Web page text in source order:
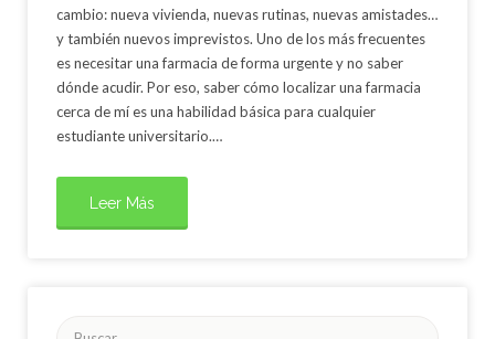
cambio: nueva vivienda, nuevas rutinas, nuevas amistades…
y también nuevos imprevistos. Uno de los más frecuentes
es necesitar una farmacia de forma urgente y no saber
dónde acudir. Por eso, saber cómo localizar una farmacia
cerca de mí es una habilidad básica para cualquier
estudiante universitario.…
Leer Más